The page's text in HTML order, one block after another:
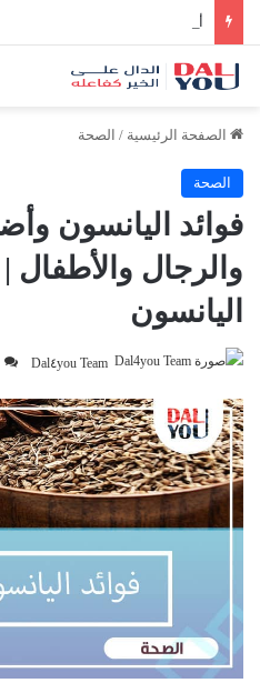
أفضل النصائح لإدارة الوقت بفعالية
الصفحة الرئيسية / الصحة
الصحة
فوائد اليانسون
والرجال والأطفال
اليانسون
Dal٤you Team